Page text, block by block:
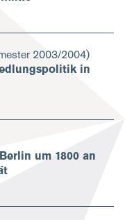
2003/2004)
in
um 1800 an